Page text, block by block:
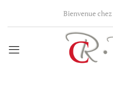
Bienvenue chez